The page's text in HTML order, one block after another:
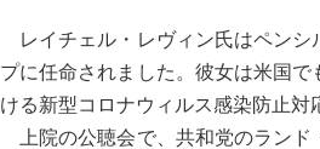
レイチェル・レヴィン氏はペンシ
プに任命されました。彼女は米国
ける新型コロナウィルス感染防止対
上院の公聴会で、共和党のランド